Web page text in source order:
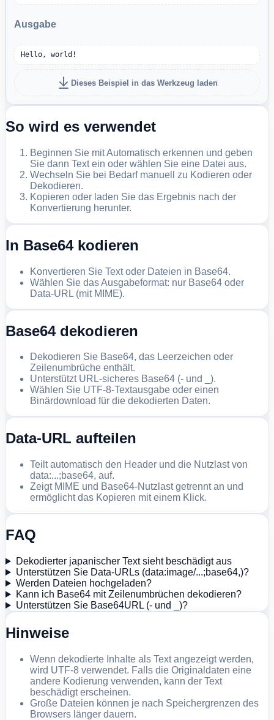
Ausgabe
Hello, world!
Dieses Beispiel in das Werkzeug laden
So wird es verwendet
Beginnen Sie mit Automatisch erkennen und geben
Sie dann Text ein oder wählen Sie eine Datei aus.
Wechseln Sie bei Bedarf manuell zu Kodieren oder
Dekodieren.
Kopieren oder laden Sie das Ergebnis nach der
Konvertierung herunter.
In Base64 kodieren
Konvertieren Sie Text oder Dateien in Base64.
Wählen Sie das Ausgabeformat: nur Base64 oder
Data-URL (mit MIME).
Base64 dekodieren
Dekodieren Sie Base64, das Leerzeichen oder
Zeilenumbrüche enthält.
Unterstützt URL-sicheres Base64 (- und _).
Wählen Sie UTF-8-Textausgabe oder einen
Binärdownload für die dekodierten Daten.
Data-URL aufteilen
Teilt automatisch den Header und die Nutzlast von
data:...;base64, auf.
Zeigt MIME und Base64-Nutzlast getrennt an und
ermöglicht das Kopieren mit einem Klick.
FAQ
Dekodierter japanischer Text sieht beschädigt aus
Unterstützen Sie Data-URLs (data:image/...;base64,)?
Werden Dateien hochgeladen?
Kann ich Base64 mit Zeilenumbrüchen dekodieren?
Unterstützen Sie Base64URL (- und _)?
Hinweise
Wenn dekodierte Inhalte als Text angezeigt werden,
wird UTF-8 verwendet. Falls die Originaldaten eine
andere Kodierung verwenden, kann der Text
beschädigt erscheinen.
Große Dateien können je nach Speichergrenzen des
Browsers länger dauern.